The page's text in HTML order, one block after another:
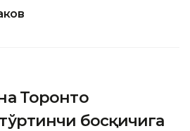
Торонто
босқичига